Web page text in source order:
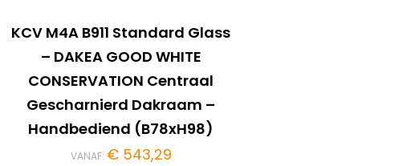
KCV M4A B911 Standard Glass
– DAKEA GOOD WHITE
CONSERVATION Centraal
Gescharnierd Dakraam –
Handbediend (B78xH98)
VANAF: €543,29